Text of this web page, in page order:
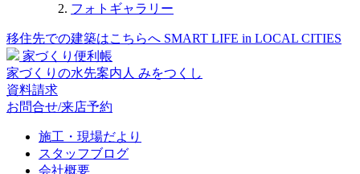
フォトギャラリー
移住先での建築はこちらへ SMART LIFE in LOCAL CITIES
家づくり便利帳
家づくりの水先案内人 みをつくし
資料請求
お問合せ/来店予約
施工・現場だより
スタッフブログ
会社概要